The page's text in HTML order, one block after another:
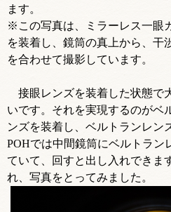
ます。
※この写真は、ミラーレス一眼
を装着し、鏡筒の真上から、干
を合わせて撮影しています。
接眼レンズを装着した状態で
いです。それを実現するのがベ
ンズを装着し、ベルトランレン
POHでは中間鏡筒にベルトラン
ていて、回すと出し入れできま
れ、写真をとってみました。